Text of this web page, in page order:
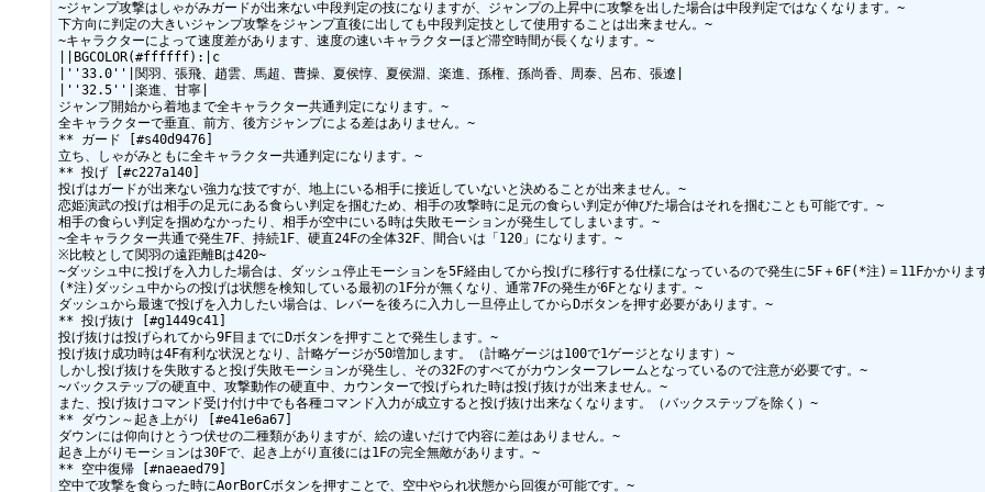
~ジャンプ攻撃はしゃがみガードが出来ない中段判定の技になりますが、ジャンプの上昇中に攻撃を出した場合は中段判定ではなくなります。~
下方向に判定の大きいジャンプ攻撃をジャンプ直後に出しても中段判定技として使用することは出来ません。~
~キャラクターによって速度差があります、速度の速いキャラクターほど滞空時間が長くなります。~
||BGCOLOR(#ffffff):|c
|''33.0''|関羽、張飛、趙雲、馬超、曹操、夏侯惇、夏侯淵、楽進、孫権、孫尚香、周泰、呂布、張遼|
|''32.5''|楽進、甘寧|
ジャンプ開始から着地まで全キャラクター共通判定になります。~
全キャラクターで垂直、前方、後方ジャンプによる差はありません。~
** ガード [#s40d9476]
立ち、しゃがみともに全キャラクター共通判定になります。~
** 投げ [#c227a140]
投げはガードが出来ない強力な技ですが、地上にいる相手に接近していないと決めることが出来ません。~
恋姫演武の投げは相手の足元にある食らい判定を掴むため、相手の攻撃時に足元の食らい判定が伸びた場合はそれを掴むことも可能です。~
相手の食らい判定を掴めなかったり、相手が空中にいる時は失敗モーションが発生してしまいます。~
~全キャラクター共通で発生7F、持続1F、硬直24Fの全体32F、間合いは「120」になります。~
※比較として関羽の遠距離Bは420~
~ダッシュ中に投げを入力した場合は、ダッシュ停止モーションを5F経由してから投げに移行する仕様になっているので発生に5F＋6F(*注)＝11Fかかりま
(*注)ダッシュ中からの投げは状態を検知している最初の1F分が無くなり、通常7Fの発生が6Fとなります。~
ダッシュから最速で投げを入力したい場合は、レバーを後ろに入力し一旦停止してからDボタンを押す必要があります。~
** 投げ抜け [#g1449c41]
投げ抜けは投げられてから9F目までにDボタンを押すことで発生します。~
投げ抜け成功時は4F有利な状況となり、計略ゲージが50増加します。（計略ゲージは100で1ゲージとなります）~
しかし投げ抜けを失敗すると投げ失敗モーションが発生し、その32Fのすべてがカウンターフレームとなっているので注意が必要です。~
~バックステップの硬直中、攻撃動作の硬直中、カウンターで投げられた時は投げ抜けが出来ません。~
また、投げ抜けコマンド受け付け中でも各種コマンド入力が成立すると投げ抜け出来なくなります。（バックステップを除く）~
** ダウン～起き上がり [#e41e6a67]
ダウンには仰向けとうつ伏せの二種類がありますが、絵の違いだけで内容に差はありません。~
起き上がりモーションは30Fで、起き上がり直後には1Fの完全無敵があります。~
** 空中復帰 [#naeaed79]
空中で攻撃を食らった時にAorBorCボタンを押すことで、空中やられ状態から回復が可能です。~